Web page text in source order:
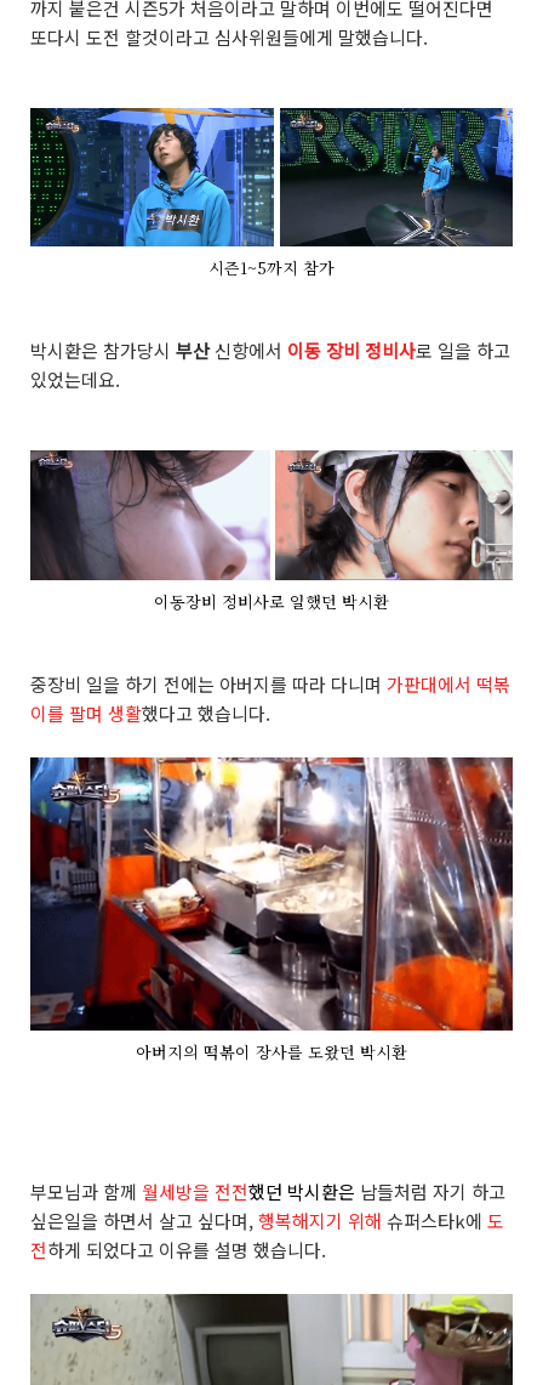
까지 붙은건 시즌5가 처음이라고 말하며 이번에도 떨어진다면
또다시 도전 할것이라고 심사위원들에게 말했습니다.
시즌1~5까지 참가
박시환은 참가당시 부산신항에서 이동 장비 정비사로 일을 하고
있었는데요.
이동장비 정비사로 일했던 박시환
중장비 일을 하기 전에는 아버지를 따라 다니며 가판대에서 떡볶
이를 팔며 생활했다고 했습니다.
아버지의 떡볶이 장사를 도왔던 박시환
부모님과 함께 월세방을 전전했던 박시환은 남들처럼 자기 하고
싶은일을 하면서 살고 싶다며,행복해지기 위해 슈퍼스타k에 도
전하게 되었다고 이유를 설명 했습니다.